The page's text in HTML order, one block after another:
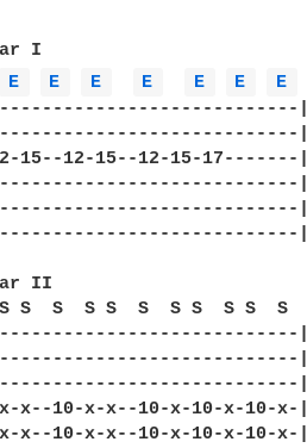
I
E
E E E E E E
15--12-15--12-15-
II
S  S  S S  S  S S  S S  S
x--10-x-x--10-x-10-x-10-
x--10-x-x--10-x-10-x-10-